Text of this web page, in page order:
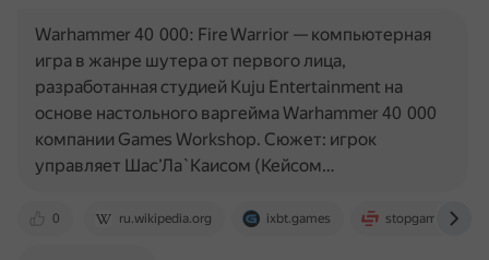
0 ru.wikipedia.org ixbt.games stopgame.ru
Warhammer 40 000: Fire Warrior — компьютерная
игра в жанре шутера от первого лица,
разработанная студией Kuju Entertainment на
основе настольного варгейма Warhammer 40 000
компании Games Workshop. Сюжет: игрок
управляет Шас’Ла`Каисом (Кейсом…